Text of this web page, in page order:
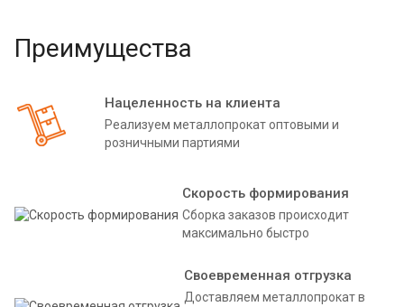
Преимущества
Нацеленность на клиента
Реализуем металлопрокат оптовыми и
розничными партиями
Скорость формирования
Сборка заказов происходит
максимально быстро
Своевременная отгрузка
Доставляем металлопрокат в